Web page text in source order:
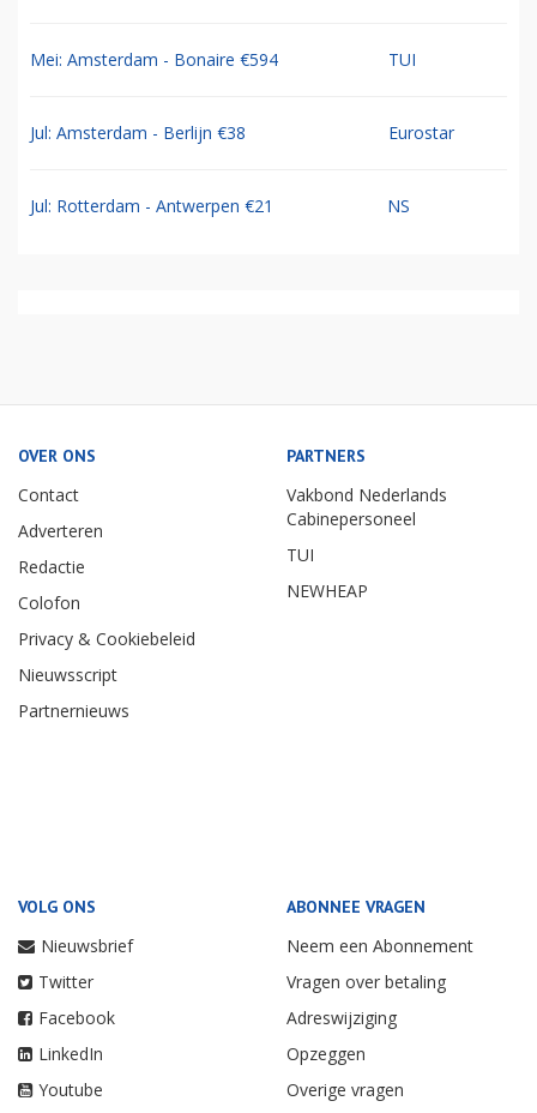
Mei: Amsterdam - Bonaire €594 TUI
Jul: Amsterdam - Berlijn €38 Eurostar
Jul: Rotterdam - Antwerpen €21 NS
OVER ONS
Contact
Adverteren
Redactie
Colofon
Privacy & Cookiebeleid
Nieuwsscript
Partnernieuws
PARTNERS
Vakbond Nederlands
Cabinepersoneel
TUI
NEWHEAP
VOLG ONS
Nieuwsbrief
Twitter
Facebook
LinkedIn
Youtube
ABONNEE VRAGEN
Neem een Abonnement
Vragen over betaling
Adreswijziging
Opzeggen
Overige vragen